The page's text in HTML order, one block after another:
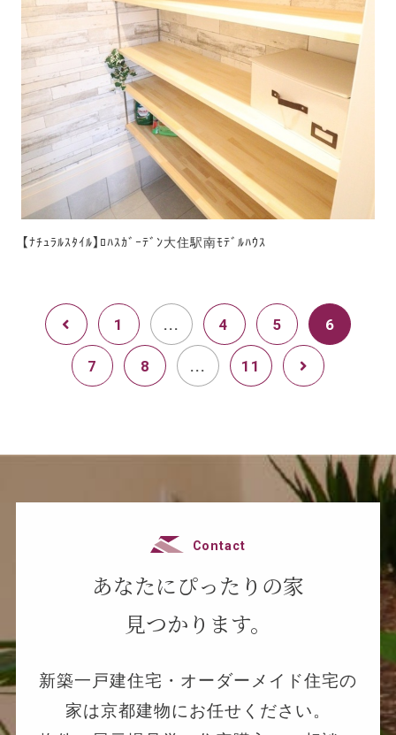
【ﾅﾁｭﾗﾙｽﾀｲﾙ】ﾛﾊｽｶﾞｰﾃﾞﾝ大住駅南ﾓﾃﾞﾙﾊｳｽ
1 ... 4 5
6
7
8 ... 11
Contact
あなたにぴったりの家
見つかります。
新築一戸建住宅・オーダーメイド住宅の
家は京都建物にお任せください。